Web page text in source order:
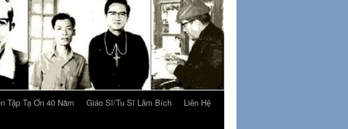
Tập Tạ Ơn 40 Năm Giáo Sĩ/Tu Sĩ Lâm Bích
Liên Hệ